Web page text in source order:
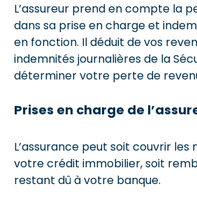
L’assureur prend en compte la
dans sa prise en charge et
en fonction. Il déduit de vos
indemnités journalières de la
déterminer votre perte de
Prises en charge de
L’assurance peut soit couvrir les
votre crédit immobilier, soit
restant dû à votre banque.